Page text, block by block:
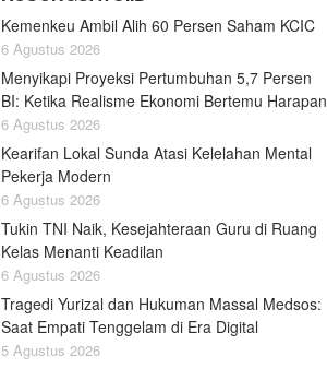
Kemenkeu Ambil Alih 60 Persen Saham KCIC
6 Agustus 2026
Menyikapi Proyeksi Pertumbuhan 5,7 Persen
BI: Ketika Realisme Ekonomi Bertemu Harapan
6 Agustus 2026
Kearifan Lokal Sunda Atasi Kelelahan Mental
Pekerja Modern
6 Agustus 2026
Tukin TNI Naik, Kesejahteraan Guru di Ruang
Kelas Menanti Keadilan
6 Agustus 2026
Tragedi Yurizal dan Hukuman Massal Medsos:
Saat Empati Tenggelam di Era Digital
5 Agustus 2026